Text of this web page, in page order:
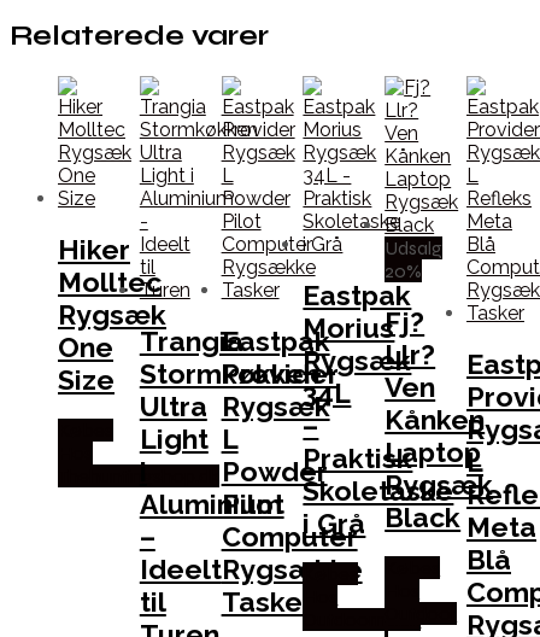
Relaterede varer
Hiker
Molltec
Rygsæk
One
Size
Trangia
Stormkøkken
Ultra
Light
i
Aluminium
–
Ideelt
til
Eastpak
Provider
Rygsæk
L
Powder
Pilot
Computer
Rygsække
Tasker
Eastpak
Morius
Rygsæk
34L
–
Praktisk
Skoletaske
i Grå
Købes
Outdoornu.dk
Udsalg
20%
Fj?
Llr?
Ven
Kånken
Laptop
Rygsæk
Black
L
Meta
Blå